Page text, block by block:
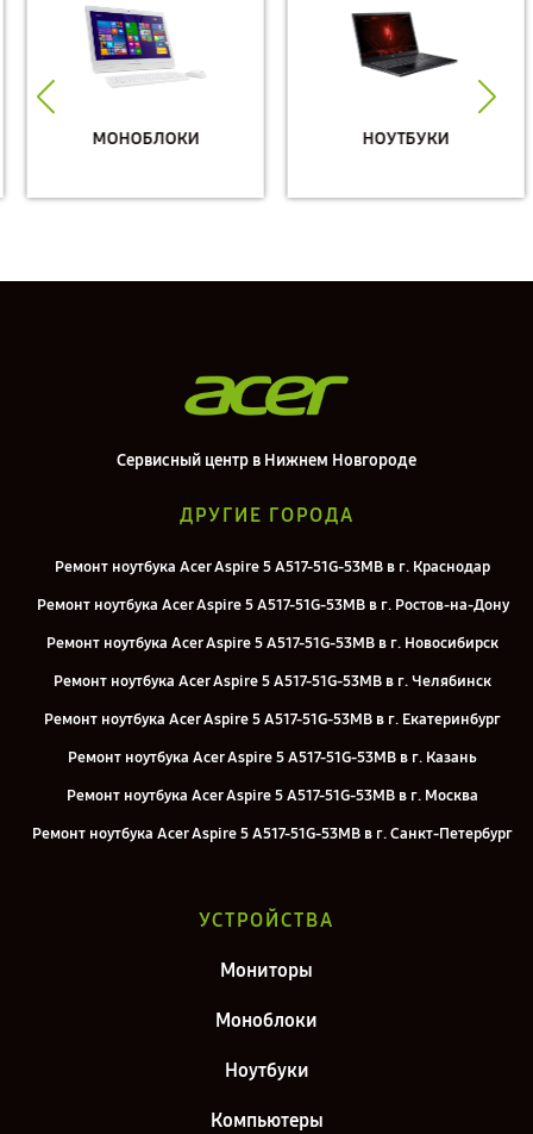
МОНОБЛОКИ НОУТБУКИ
Сервисный центр в Нижнем Новгороде
ДРУГИЕ ГОРОДА
Ремонт ноутбука Acer Aspire 5 A517-51G-53MB в г. Краснодар
Ремонт ноутбука Acer Aspire 5 A517-51G-53MB в г. Ростов-на-Дону
Ремонт ноутбука Acer Aspire 5 A517-51G-53MB в г. Новосибирск
Ремонт ноутбука Acer Aspire 5 A517-51G-53MB в г. Челябинск
Ремонт ноутбука Acer Aspire 5 A517-51G-53MB в г. Екатеринбург
Ремонт ноутбука Acer Aspire 5 A517-51G-53MB в г. Казань
Ремонт ноутбука Acer Aspire 5 A517-51G-53MB в г. Москва
Ремонт ноутбука Acer Aspire 5 A517-51G-53MB в г. Санкт-Петербург
УСТРОЙСТВА
Мониторы
Моноблоки
Ноутбуки
Компьютеры